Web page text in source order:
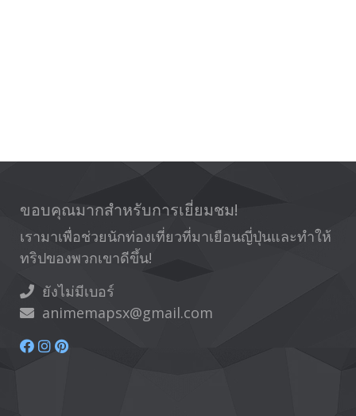
ขอบคุณมากสำหรับการเยี่ยมชม!
เรามาเพื่อช่วยนักท่องเที่ยวที่มาเยือนญี่ปุ่นและทำให้
ทริปของพวกเขาดีขึ้น!
ยังไม่มีเบอร์
animemapsx@gmail.com